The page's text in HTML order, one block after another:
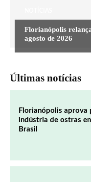
Florianópolis
agosto de 2026
Últimas notícias
Florianópolis aprova
indústria de ostras
Brasil